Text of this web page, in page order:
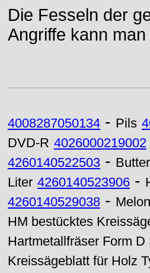
Die Fesseln der
Angriffe kann
4008287050134 - Pils
DVD-R 4026000219002
4260140522503 -
Liter 4260140523906 -
4260140529038 -
HM bestücktes
Hartmetallfräser Form
Kreissägeblatt für Holz